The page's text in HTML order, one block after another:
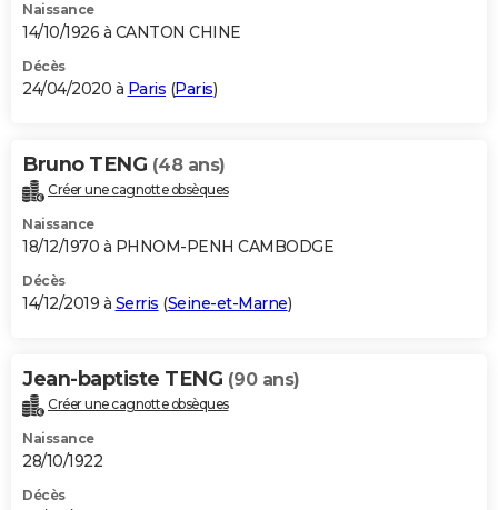
Naissance
14/10/1926 à CANTON CHINE
Décès
24/04/2020 à Paris (Paris)
Bruno TENG (48 ans)
Créer une cagnotte obsèques
Naissance
18/12/1970 à PHNOM-PENH CAMBODGE
Décès
14/12/2019 à Serris (Seine-et-Marne)
Jean-baptiste TENG (90 ans)
Créer une cagnotte obsèques
Naissance
28/10/1922
Décès